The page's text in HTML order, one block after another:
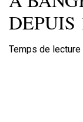
DEPUIS
Temps de lecture